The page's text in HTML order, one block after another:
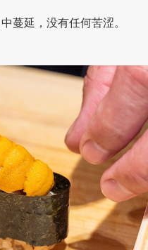
蔓延，没有任何苦涩。